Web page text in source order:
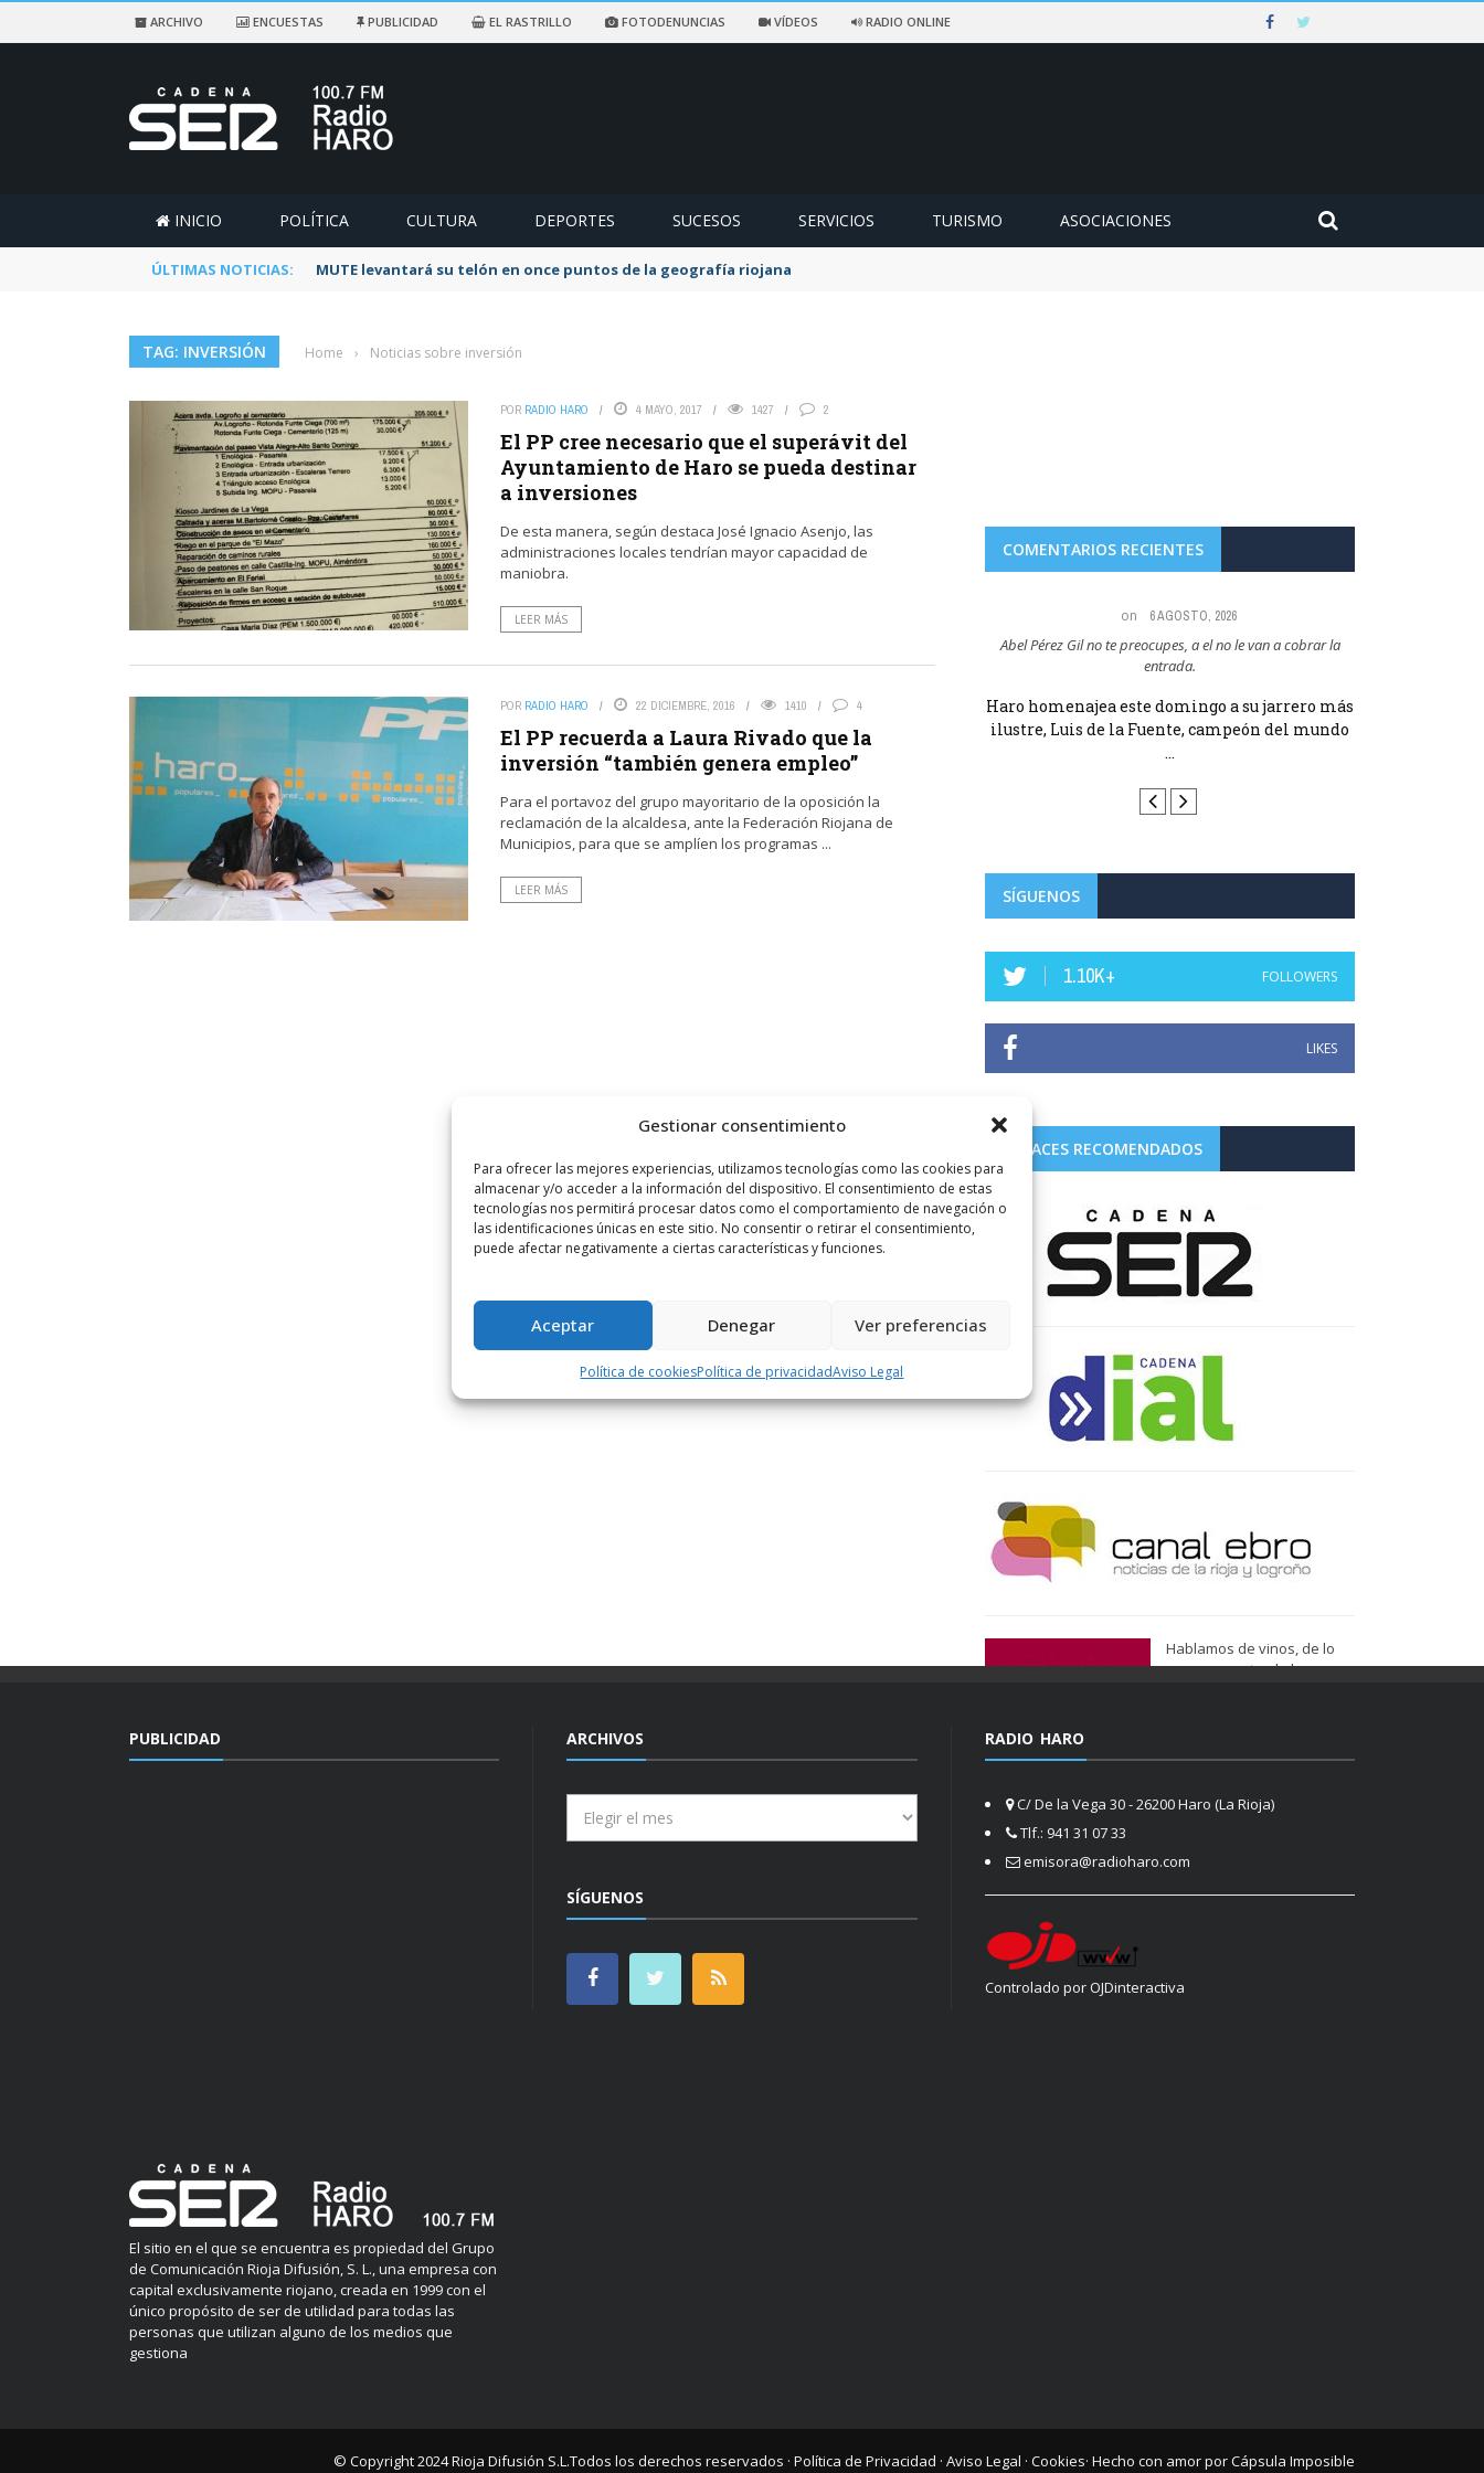
Gestionar consentimiento
Para ofrecer las mejores experiencias, utilizamos tecnologías como las cookies para
almacenar y/o acceder a la información del dispositivo. El consentimiento de estas
tecnologías nos permitirá procesar datos como el comportamiento de navegación o
las identificaciones únicas en este sitio. No consentir o retirar el consentimiento,
puede afectar negativamente a ciertas características y funciones.
Aceptar Denegar Ver preferencias
Política de cookiesPolítica de privacidadAviso Legal
ARCHIVO ENCUESTAS PUBLICIDAD EL RASTRILLO FOTODENUNCIAS VÍDEOS RADIO ONLINE
INICIO POLÍTICA CULTURA DEPORTES SUCESOS SERVICIOS TURISMO ASOCIACIONES
ÚLTIMAS NOTICIAS: MUTE levantará su telón en once puntos de la geografía riojana
TAG: INVERSIÓN Home › Noticias sobre inversión
POR RADIO HARO 4 MAYO, 2017 1427 2
El PP cree necesario que el superávit del
Ayuntamiento de Haro se pueda destinar
a inversiones
De esta manera, según destaca José Ignacio Asenjo, las
administraciones locales tendrían mayor capacidad de
maniobra.
LEER MÁS
POR RADIO HARO 22 DICIEMBRE, 2016 1410 4
El PP recuerda a Laura Rivado que la
inversión “también genera empleo”
Para el portavoz del grupo mayoritario de la oposición la
reclamación de la alcaldesa, ante la Federación Riojana de
Municipios, para que se amplíen los programas ...
LEER MÁS
COMENTARIOS RECIENTES
del alcalde socialista de Rodezno en la
recaudación de ...
on 6 AGOSTO, 2026
Abel Pérez Gil no te preocupes, a el no le van a cobrar la
entrada.
Haro homenajea este domingo a su jarrero más
ilustre, Luis de la Fuente, campeón del mundo
...
SÍGUENOS
1.10K+ FOLLOWERS
LIKES
ENLACES RECOMENDADOS
Hablamos de vinos, de lo
que nos gusta, de lo que
PUBLICIDAD
El sitio en el que se encuentra es propiedad del Grupo
de Comunicación Rioja Difusión, S. L., una empresa con
capital exclusivamente riojano, creada en 1999 con el
único propósito de ser de utilidad para todas las
personas que utilizan alguno de los medios que
gestiona
ARCHIVOS
SÍGUENOS
RADIO HARO
C/ De la Vega 30 - 26200 Haro (La Rioja)
Tlf.: 941 31 07 33
emisora@radioharo.com
Controlado por OJDinteractiva
© Copyright 2024Rioja Difusión S.L.Todos los derechos reservados · Política de Privacidad · Aviso Legal · Cookies· Hecho con amor porCápsula Imposible